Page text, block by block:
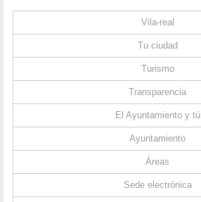
Vila-real
Tu ciudad
Turismo
Transparencia
El Ayuntamiento y tú
Ayuntamiento
Áreas
Sede electrónica